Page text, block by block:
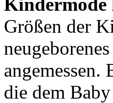
Größen der
angemessen.
die dem